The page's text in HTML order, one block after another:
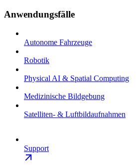
Anwendungsfälle
Autonome Fahrzeuge
Robotik
Physical AI & Spatial Computing
Medizinische Bildgebung
Satelliten- & Luftbildaufnahmen
Support